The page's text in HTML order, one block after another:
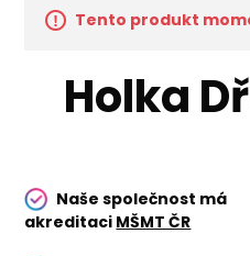
Tento produkt
Holka
Naše společnost má
akreditaci MŠMT ČR